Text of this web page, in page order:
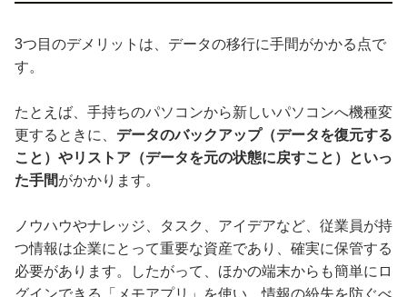
3つ目のデメリットは、データの移行に手間がかかる点で
す。
たとえば、手持ちのパソコンから新しいパソコンへ機種変
更するときに、 データのバックアップ（データを復元する
こと）やリストア（データを元の状態に戻すこと）といっ
た手間がかかります。
ノウハウやナレッジ、タスク、アイデアなど、従業員が持
つ情報は企業にとって重要な資産であり、確実に保管する
必要があります。したがって、ほかの端末からも簡単にロ
グインできる「メモアプリ」を使い、情報の紛失を防ぐべ